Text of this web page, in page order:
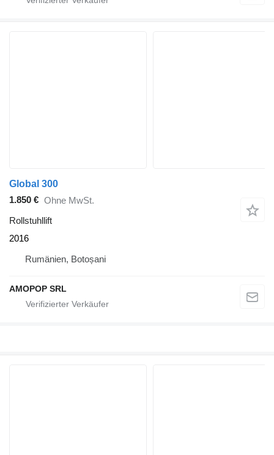
Global 300
1.850 € Ohne MwSt.
Rollstuhllift
2016
Rumänien, Botoșani
AMOPOP SRL